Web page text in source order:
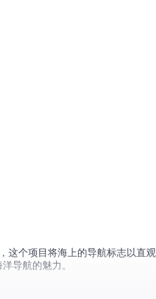
这个项目将海上的导航标志以直观
导航的魅力。